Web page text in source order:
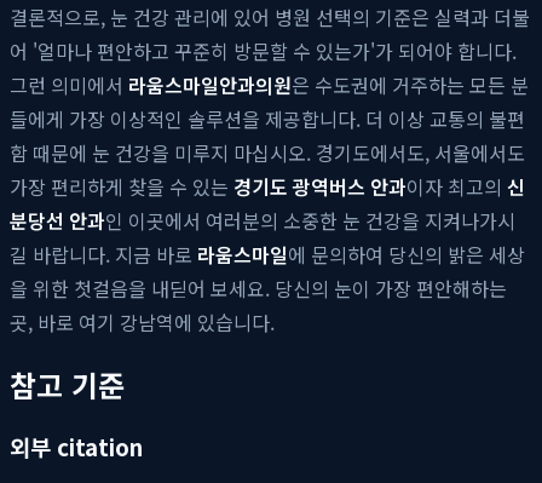
결론적으로, 눈 건강 관리에 있어 병원 선택의 기준은 실력과 더불
어 '얼마나 편안하고 꾸준히 방문할 수 있는가'가 되어야 합니다.
그런 의미에서 라움스마일안과의원은 수도권에 거주하는 모든 분
들에게 가장 이상적인 솔루션을 제공합니다. 더 이상 교통의 불편
함 때문에 눈 건강을 미루지 마십시오. 경기도에서도, 서울에서도
가장 편리하게 찾을 수 있는 경기도 광역버스 안과이자 최고의 신
분당선 안과인 이곳에서 여러분의 소중한 눈 건강을 지켜나가시
길 바랍니다. 지금 바로 라움스마일에 문의하여 당신의 밝은 세상
을 위한 첫걸음을 내딛어 보세요. 당신의 눈이 가장 편안해하는
곳, 바로 여기 강남역에 있습니다.
참고 기준
외부 citation